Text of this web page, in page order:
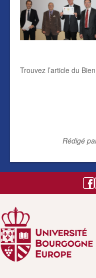
Trouvez l’article du
Rédigé